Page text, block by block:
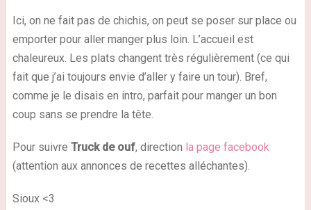
Ici, on ne fait pas de chichis, on peut se poser sur place ou
emporter pour aller manger plus loin. L’accueil est
chaleureux. Les plats changent très régulièrement (ce qui
fait que j’ai toujours envie d’aller y faire un tour). Bref,
comme je le disais en intro, parfait pour manger un bon
coup sans se prendre la tête.
Pour suivre Truck de ouf, direction la page facebook
(attention aux annonces de recettes alléchantes).
Sioux <3